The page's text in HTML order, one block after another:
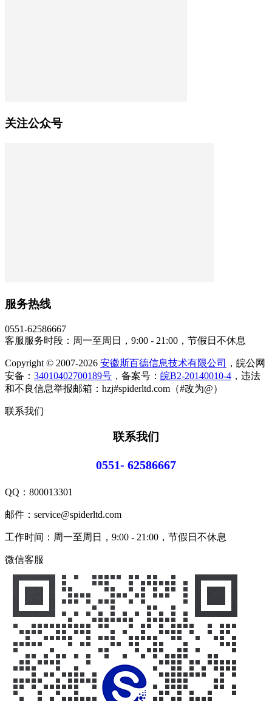
关注公众号
服务热线
0551-62586667
客服服务时段：周一至周日，9:00 - 21:00，节假日不休息
Copyright © 2007-2026 安徽斯百德信息技术有限公司
，皖公网
安备： 34010402700189号 ，备案号： 皖B2-20140010-4 ，违法
和不良信息举报邮箱：hzj#spiderltd.com（#改为@）
联系我们
联系我们
0551- 62586667
QQ： 800013301
邮件：service@spiderltd.com
工作时间：周一至周日，9:00 - 21:00，节假日不休息
微信客服